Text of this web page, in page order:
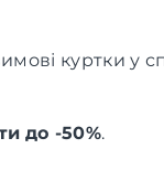
куртки у
до -50%.